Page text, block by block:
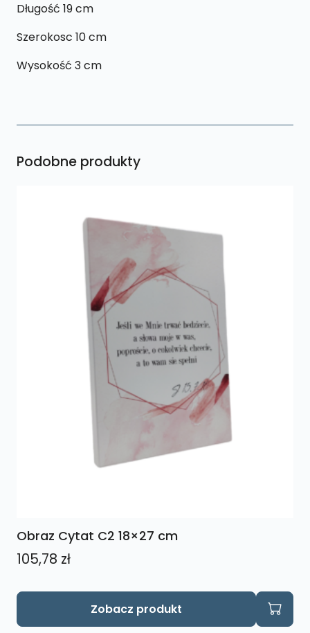
Długość 19 cm
Szerokosc 10 cm
Wysokość 3 cm
Podobne produkty
Obraz Cytat C2 18×27 cm
105,78 zł
Zobacz produkt